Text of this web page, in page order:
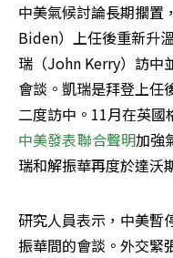
中美氣候討論長期擱置
Biden）上任後重新升
瑞（John Kerry）訪中
會談。凱瑞是拜登上任
二度訪中。11月在英國
中美發表聯合聲明加強
瑞和解振華再度於達沃
研究人員表示，中美暫
振華間的會談。外交緊